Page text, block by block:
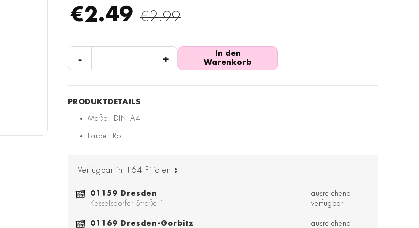
€2.49 €2.99
- +
In den
Warenkorb
Maße: DIN A4
Farbe: Rot
Verfügbar in 164 Filialen :
01159 Dresden
Kesselsdorfer Straße 1
ausreichend
verfügbar
01169 Dresden-Gorbitz
ausreichend